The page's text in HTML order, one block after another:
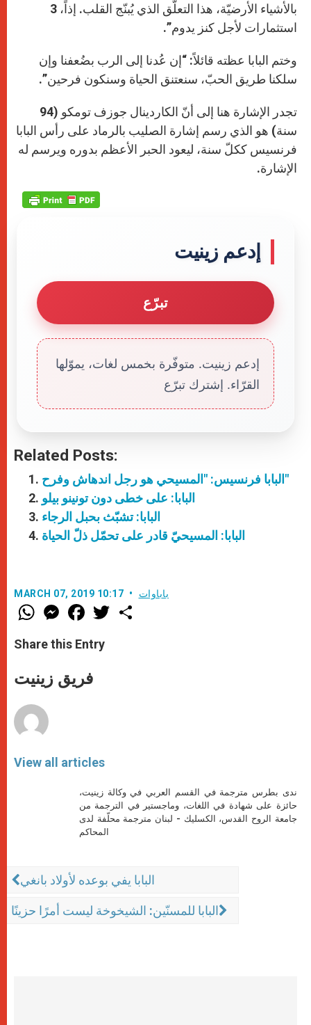
بالأشياء الأرضيّة، هذا التعلّق الذي يُبنّج القلب. إذاً، 3
استثمارات لأجل كنز يدوم”.
وختم البابا عظته قائلاً: “إن عُدنا إلى الرب بضُعفنا وإن
سلكنا طريق الحبّ، سنعتنق الحياة وسنكون فرحين”.
تجدر الإشارة هنا إلى أنّ الكاردينال جوزف تومكو (94
سنة) هو الذي رسم إشارة الصليب بالرماد على رأس البابا
فرنسيس ككلّ سنة، ليعود الحبر الأعظم بدوره ويرسم له
الإشارة.
إدعم زينيت
تبرّع
إدعم زينيت. متوفّرة بخمس لغات، يموّلها
القرّاء. إشترك تبرّع
Related Posts:
البابا فرنسيس: "المسيحي هو رجل اندهاش وفرح"
البابا: على خطى دون تونينو بيلو
البابا: تشبّث بحبل الرجاء
البابا: المسيحيّ قادر على تحمّل ذلّ الحياة
MARCH 07, 2019 10:17 باباوات
W
h
t
s
p
p
M
e
s
e
g
e
F
a
e
b
o
k
w
Share this Entry
فريق زينيت
View all articles
ندى بطرس مترجمة في القسم العربي في وكالة زينيت،
حائزة على شهادة في اللغات، وماجستير في الترجمة من
جامعة الروح القدس، الكسليك - لبنان مترجمة محلّفة لدى
المحاكم
البابا يفي بوعده لأولاد بانغي
البابا للمسنّين: الشيخوخة ليست أمرًا حزينًا